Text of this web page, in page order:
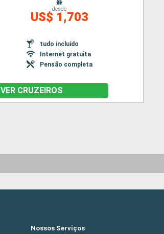
desde
US$ 1,703
tudo incluído
Internet gratuita
Pensão completa
VER CRUZEIROS
Nossos Serviços